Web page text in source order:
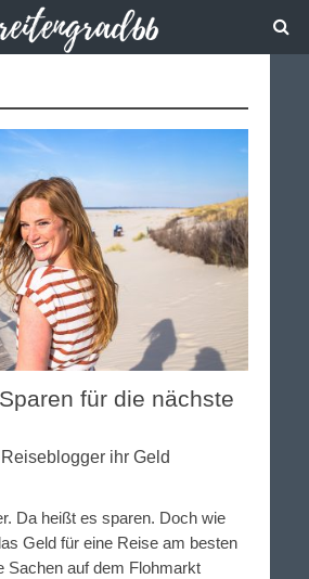
für die nächste
ihr Geld
Da heißt es sparen. Doch wie
Geld für eine Reise am besten
Sachen auf dem Flohmarkt